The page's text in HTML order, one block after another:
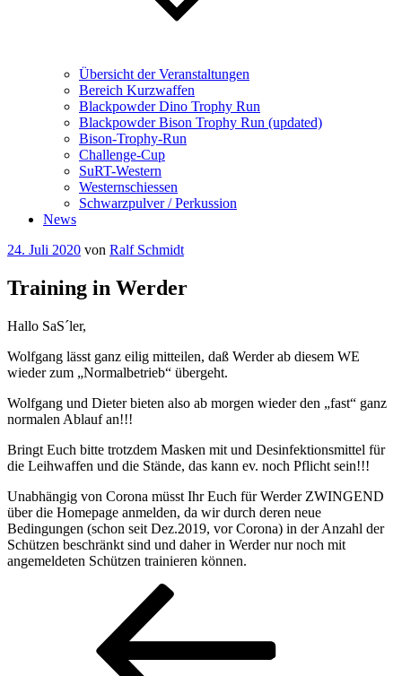
Übersicht der Veranstaltungen
Bereich Kurzwaffen
Blackpowder Dino Trophy Run
Blackpowder Bison Trophy Run (updated)
Bison-Trophy-Run
Challenge-Cup
SuRT-Western
Westernschiessen
Schwarzpulver / Perkussion
News
Veröffentlicht
24. Juli 2020 von Ralf Schmidt
Training in Werder
Hallo SaS´ler,
Wolfgang lässt ganz eilig mitteilen, daß Werder ab diesem WE
wieder zum „Normalbetrieb“ übergeht.
Wolfgang und Dieter bieten also ab morgen wieder den „fast“ ganz
normalen Ablauf an!!!
Bringt Euch bitte trotzdem Masken mit und Desinfektionsmittel für
die Leihwaffen und die Stände, das kann ev. noch Pflicht sein!!!
Unabhängig von Corona müsst Ihr Euch für Werder ZWINGEND
über die Homepage anmelden, da wir durch deren neue
Bedingungen (schon seit Dez.2019, vor Corona) in der Anzahl der
Schützen beschränkt sind und daher in Werder nur noch mit
angemeldeten Schützen trainieren können.
Beitragsnavigation